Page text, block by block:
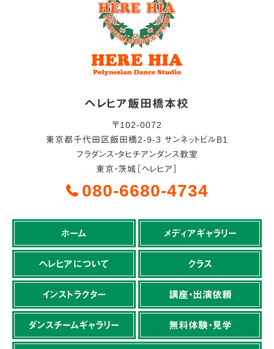
ヘレヒア飯田橋本校
〒102-0072
東京都千代田区飯田橋2-9-3 サンネットビルB1
フラダンス・タヒチアンダンス教室
東京・茨城［ヘレヒア］
080-6680-4734
ホーム メディアギャラリー
ヘレヒアについて クラス
インストラクター 講座・出演依頼
ダンスチームギャラリー 無料体験・見学